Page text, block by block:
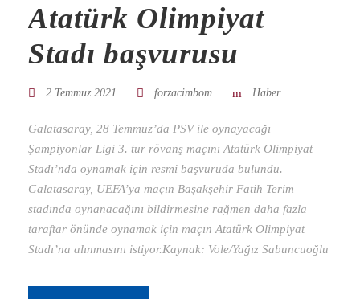
Atatürk Olimpiyat
Stadı başvurusu
2 Temmuz 2021 forzacimbom Haber
Galatasaray, 28 Temmuz’da PSV ile oynayacağı
Şampiyonlar Ligi 3. tur rövanş maçını Atatürk Olimpiyat
Stadı’nda oynamak için resmi başvuruda bulundu.
Galatasaray, UEFA’ya maçın Başakşehir Fatih Terim
stadında oynanacağını bildirmesine rağmen daha fazla
taraftar önünde oynamak için maçın Atatürk Olimpiyat
Stadı’na alınmasını istiyor.Kaynak: Vole/Yağız Sabuncuoğlu